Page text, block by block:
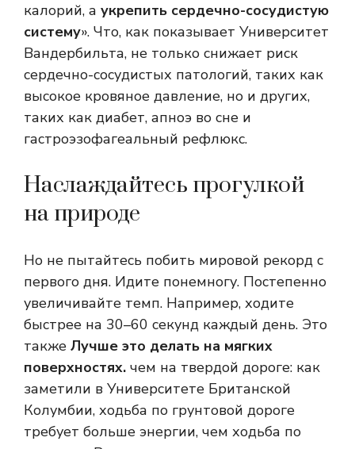
калорий, а укрепить сердечно-сосудистую
систему». Что, как показывает Университет
Вандербильта, не только снижает риск
сердечно-сосудистых патологий, таких как
высокое кровяное давление, но и других,
таких как диабет, апноэ во сне и
гастроэзофагеальный рефлюкс.
Наслаждайтесь прогулкой
на природе
Но не пытайтесь побить мировой рекорд с
первого дня. Идите понемногу. Постепенно
увеличивайте темп. Например, ходите
быстрее на 30–60 секунд каждый день. Это
также Лучше это делать на мягких
поверхностях. чем на твердой дороге: как
заметили в Университете Британской
Колумбии, ходьба по грунтовой дороге
требует больше энергии, чем ходьба по